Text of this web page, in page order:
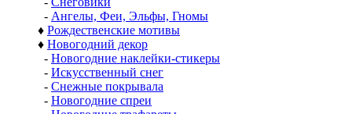
- Ангелы, Феи, Эльфы, Гномы
♦ Рождественские мотивы
♦ Новогодний декор
- Новогодние наклейки-стикеры
- Искусственный снег
- Снежные покрывала
- Новогодние спреи